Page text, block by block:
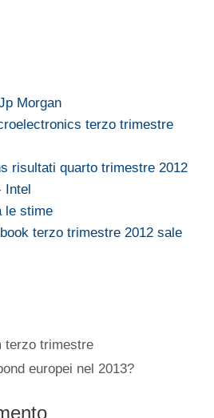
Morgan
terzo trimestre
risultati quarto trimestre 2012
Intel
le stime
terzo trimestre 2012 sale
terzo trimestre
europei nel 2013?